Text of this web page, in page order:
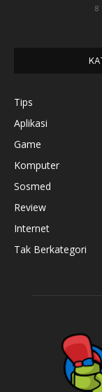
8
Tips
Aplikasi
Game
Komputer
Sosmed
Review
Internet
Tak Berkategori